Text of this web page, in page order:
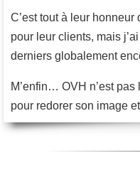
C’est tout à leur
pour leur clients, mais
derniers globalement
M’enfin… OVH n’est
pour redorer son image